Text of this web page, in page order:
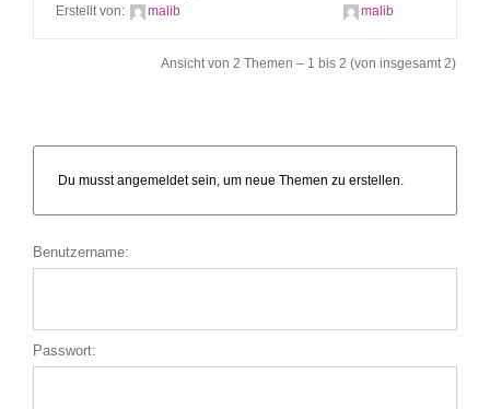
Erstellt von: malib
malib
Ansicht von 2 Themen – 1 bis 2 (von insgesamt 2)
Du musst angemeldet sein, um neue Themen zu erstellen.
Benutzername:
Passwort: